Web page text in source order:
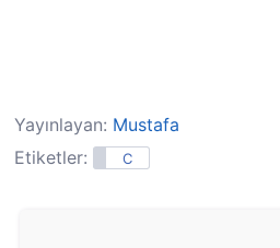
Yayınlayan: Mustafa
Etiketler:
C